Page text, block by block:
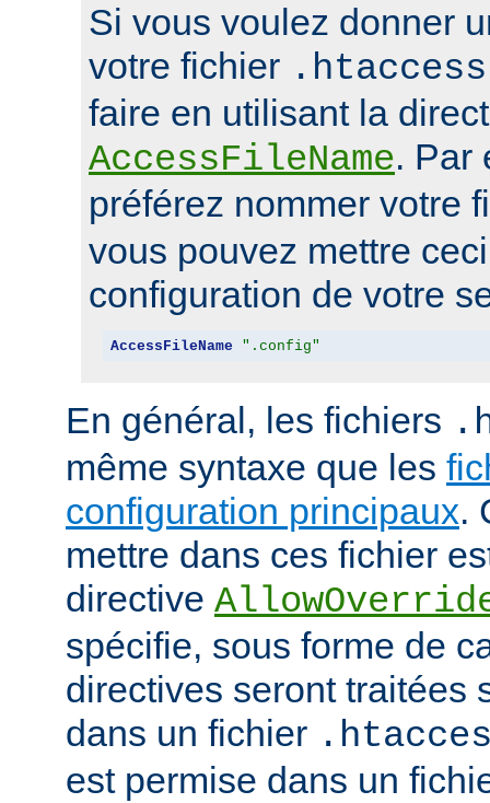
Si vous voulez donner
votre fichier .htaccess
faire en utilisant la
AccessFileName. Par
préférez nommer votre
vous pouvez mettre
configuration de votre
AccessFileName ".config"
En général, les fichiers
même syntaxe que les
configuration principaux.
mettre dans ces fichier
directive
spécifie, sous forme de
directives seront traitées
dans un fichier
est permise dans un